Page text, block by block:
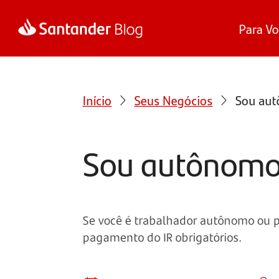
Para
Início Seus Negócios Sou
Sou
Se você é trabalhador autônomo ou
pagamento do IR obrigatórios.